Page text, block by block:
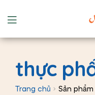
thực
Trang chủ Sản